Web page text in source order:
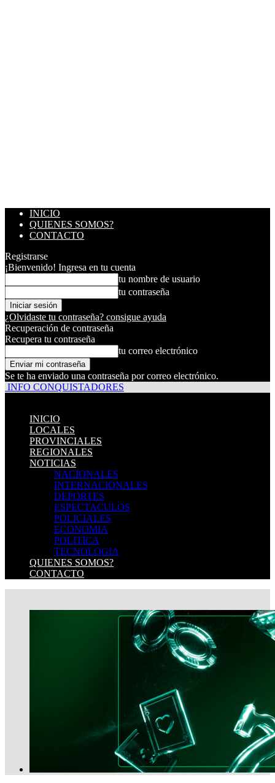
INICIO
QUIENES SOMOS?
CONTACTO
Registrarse
¡Bienvenido! Ingresa en tu cuenta
tu nombre de usuario
tu contraseña
¿Olvidaste tu contraseña? consigue ayuda
Recuperación de contraseña
Recupera tu contraseña
tu correo electrónico
Se te ha enviado una contraseña por correo electrónico.
INFO CONQUISTADORES
INICIO
LOCALES
PROVINCIALES
REGIONALES
NOTICIAS
NACIONALES
INTERNACIONALES
DEPORTES
ESPECTACULOS
POLICIALES
ECONOMIA
POLITICA
TECNOLOGIA
QUIENES SOMOS?
CONTACTO